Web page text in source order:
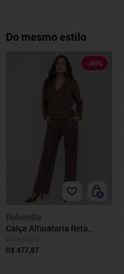
Do mesmo estilo
-49%
Rubinella
Calça Alfaiataria Reta
R$ 477,87